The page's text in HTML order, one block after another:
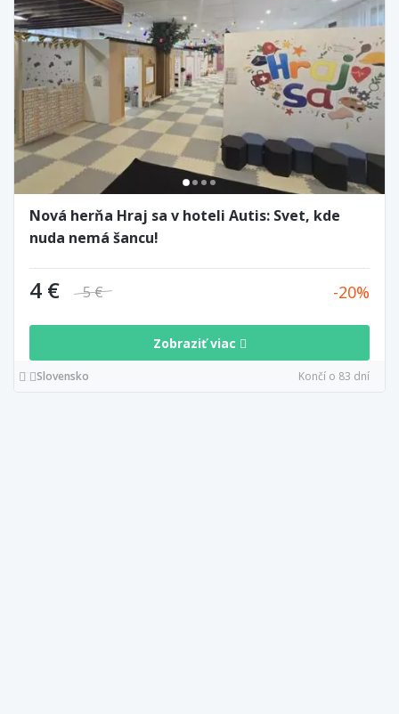
Nová herňa Hraj sa v hoteli Autis: Svet, kde
nuda nemá šancu!
4 € 5 € 20
Zobraziť viac
Slovensko Končí o 83 dní